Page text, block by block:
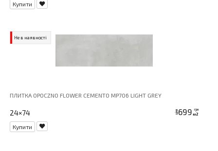
Купити
Не в наявності
ПЛИТКА OPOCZNO FLOWER CEMENTO MP706 LIGHT GREY
24×74 ціна699 грн
м2
Купити